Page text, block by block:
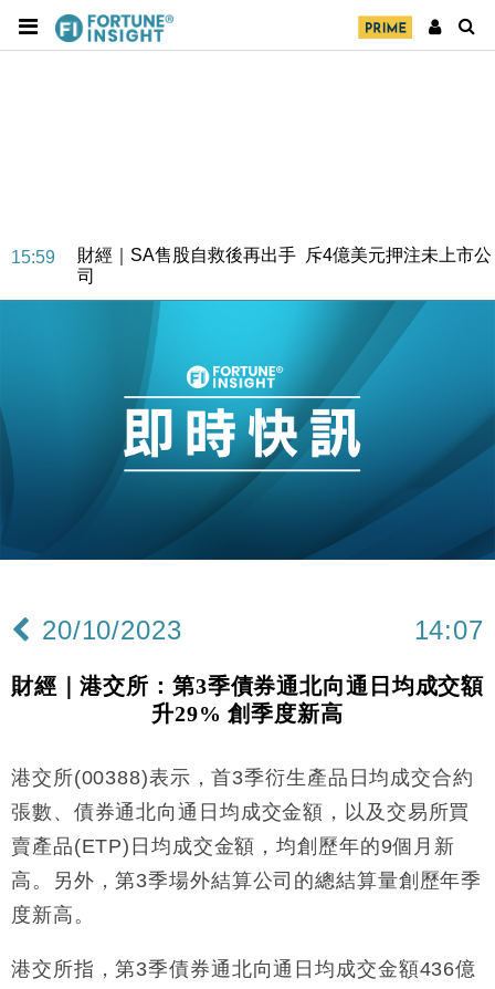
15:59
財經｜SA售股自救後再出手 斥4億美元押注未上市公
司
財經｜精星香港夥菜鳥拓全球智慧倉儲市場 加快海外
地產｜大酒店中期轉賺2300萬元 斥21億翻新香港及
國際｜特朗普赴洛杉磯高球場活動前 男子攜槍彈被捕
12:30
財經｜香港7月PMI回落至51 企業擴張放慢兼縮減人
財經｜黑石傳再籌逾360億美元 支援Anthropic租用
18:15
本地｜新世界K11 9月升級會員制度 增鉑金卡級別鎖
17:40
財經｜本港6月零售額連升14個月 珠寶鐘錶銷售升勢
50%
15:59
財經｜SA售股自救後再出手 斥4億美元押注未上市公
財經｜精星香港夥菜鳥拓全球智慧倉儲市場 加快海外
市場落地
14:50
地產｜大酒店中期轉賺2300萬元 斥21億翻新香港及
13:12
國際｜特朗普赴洛杉磯高球場活動前 男子攜槍彈被捕
20/10/2023 14:07
財經｜港交所：第3季債券通北向通日均成交額
升29% 創季度新高
港交所(00388)表示，首3季衍生產品日均成交合約
張數、債券通北向通日均成交金額，以及交易所買
賣產品(ETP)日均成交金額，均創歷年的9個月新
高。另外，第3季場外結算公司的總結算量創歷年季
度新高。
港交所指，第3季債券通北向通日均成交金額436億